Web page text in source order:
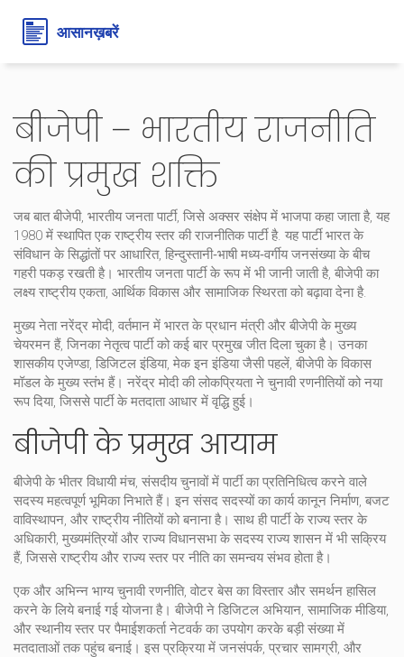
बीजेपी – भारतीय राजनीति
की प्रमुख शक्ति
जब बातबीजेपी, भारतीय जनता पार्टी, जिसे अक्सर संक्षेप में भाजपा कहा जाता है, यह
1980 में स्थापित एक राष्ट्रीय स्तर की राजनीतिक पार्टी है. यह पार्टी भारत के
संविधान के सिद्धांतों पर आधारित, हिन्दुस्तानी‑भाषी मध्य‑वर्गीय जनसंख्या के बीच
गहरी पकड़ रखती है। भारतीय जनता पार्टीके रूप में भी जानी जाती है, बीजेपी का
लक्ष्य राष्ट्रीय एकता, आर्थिक विकास और सामाजिक स्थिरता को बढ़ावा देना है.
मुख्य नेतानरेंद्र मोदी, वर्तमान में भारत के प्रधान मंत्री और बीजेपी के मुख्य
चेयरमन हैं, जिनका नेतृत्व पार्टी को कई बार प्रमुख जीत दिला चुका है। उनका
शासकीय एजेण्डा, डिजिटल इंडिया, मेक इन इंडिया जैसी पहलें, बीजेपीके विकास
मॉडल के मुख्य स्तंभ हैं। नरेंद्र मोदी की लोकप्रियता ने चुनावी रणनीतियों को नया
रूप दिया, जिससे पार्टी के मतदाता आधार में वृद्धि हुई।
बीजेपी के प्रमुख आयाम
बीजेपी के भीतर विधायी मंच, संसदीय चुनावों में पार्टी का प्रतिनिधित्व करने वाले
सदस्यमहत्वपूर्ण भूमिका निभाते हैं। इन संसद सदस्यों का कार्य कानून निर्माण, बजट
वाविस्थापन, और राष्ट्रीय नीतियों को बनाना है। साथ ही पार्टी केराज्य स्तर के
अधिकारी, मुख्यमंत्रियों और राज्य विधानसभा के सदस्यराज्य शासन में भी सक्रिय
हैं, जिससे राष्ट्रीय और राज्य स्तर पर नीति का समन्वय संभव होता है।
एक और अभिन्न भाग्यचुनावी रणनीति, वोटर बेस का विस्तार और समर्थन हासिल
करने के लिये बनाई गई योजनाहै। बीजेपी ने डिजिटल अभियान, सामाजिक मीडिया,
और स्थानीय स्तर पर पैमाईशकर्ता नेटवर्क का उपयोग करके बड़ी संख्या में
मतदाताओं तक पहुंच बनाई। इस प्रक्रिया में जनसंपर्क, प्रचार सामग्री, और